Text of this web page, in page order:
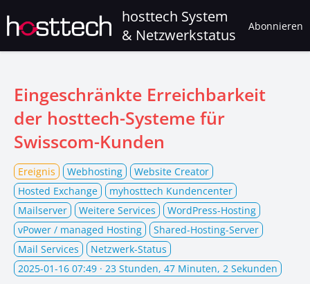
hosttech System
& Netzwerkstatus
Abonnieren
Eingeschränkte Erreichbarkeit
der hosttech-Systeme für
Swisscom-Kunden
Ereignis Webhosting
Website Creator
Hosted Exchange
myhosttech Kundencenter
Mailserver
Weitere Services
WordPress-Hosting
vPower / managed Hosting
Shared-Hosting-Server
Mail Services
Netzwerk-Status
2025-01-16 07:49 · 23 Stunden, 47 Minuten, 2 Sekunden